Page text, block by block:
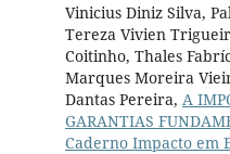
Vinicius Diniz Silva,
Tereza Vivien
Coitinho, Thales
Marques Moreira
Dantas Pereira, A
GARANTIAS
Caderno Impacto em